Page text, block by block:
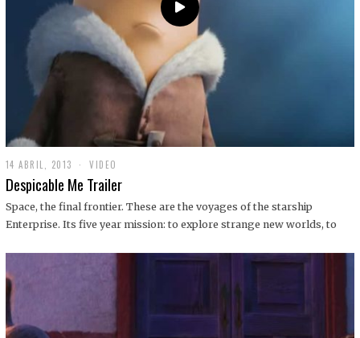
14 ABRIL, 2013
9
D
C
I
1
VIDEO
Despicable Me Trailer
Space, the final frontier. These are the voyages of the starship
Enterprise. Its five year mission: to explore strange new worlds, to